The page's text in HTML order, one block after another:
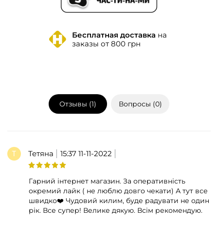
Бесплатная доставка на
заказы от 800 грн
Отзывы (1) Вопросы (0)
Тетяна 15:37 11-11-2022
Гарний інтернет магазин. За оперативність
окремий лайк ( не люблю довго чекати) А тут все
швидко❤️ Чудовий килим, буде радувати не один
рік. Все супер! Велике дякую. Всім рекомендую.